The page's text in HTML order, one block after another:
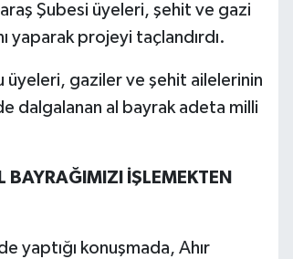
Şubesi üyeleri, şehit ve gazi
yaparak projeyi taçlandırdı.
üyeleri, gaziler ve şehit ailelerinin
dalgalanan al bayrak adeta milli
BAYRAĞIMIZI İŞLEMEKTEN
yaptığı konuşmada, Ahır